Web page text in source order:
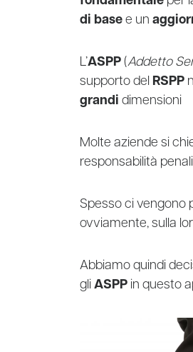
di base e un
L’ASPP (Addetto
supporto del
RSPP
grandi dimensioni
Molte aziende si
responsabilità
Spesso ci vengono
ovviamente, sulla
Abbiamo quindi
gli ASPP in questo